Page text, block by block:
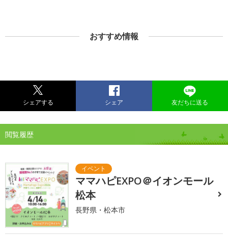
おすすめ情報
シェアする シェア 友だちに送る
閲覧履歴
ママハピEXPO＠イオンモール
松本
長野県・松本市